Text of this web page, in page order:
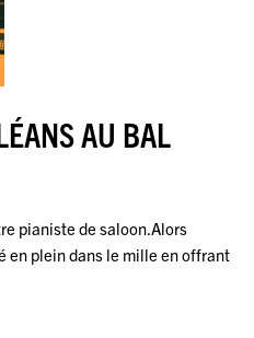
AU BAL
pianiste de saloon.Alors
en plein dans le mille en offrant